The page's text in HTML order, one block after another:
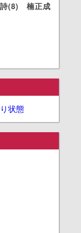
詩(8) 楠正成
状態